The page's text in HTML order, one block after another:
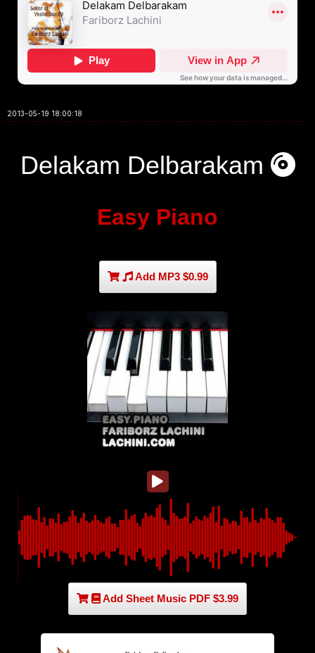
2013-05-19 18:00:18
Delakam Delbarakam
Easy Piano
Add MP3 $0.99
Add Sheet Music PDF $3.99